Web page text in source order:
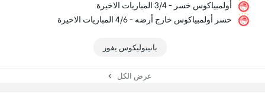
أولمبياكوس خسر - 3/4 المباريات الاخيرة
خسر أولمبياكوس خارج أرضه - 4/6 المباريات الاخيرة
بانيتوليكوس يفوز
عرض الكل